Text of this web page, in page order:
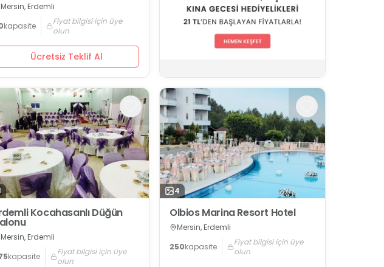
Mersin, Erdemli
kapasite
Fiyat bilgisi için üye
olun
Ücretsiz Teklif Al
Kocahasanlı Düğün
Mersin, Erdemli
kapasite
Fiyat bilgisi için üye
olun
4
Olbios Marina Resort Hotel
Mersin, Erdemli
250kapasite
Fiyat bilgisi için üye
olun